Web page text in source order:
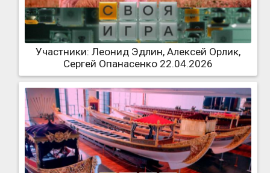
Участники: Леонид Эдлин, Алексей Орлик,
Сергей Опанасенко 22.04.2026